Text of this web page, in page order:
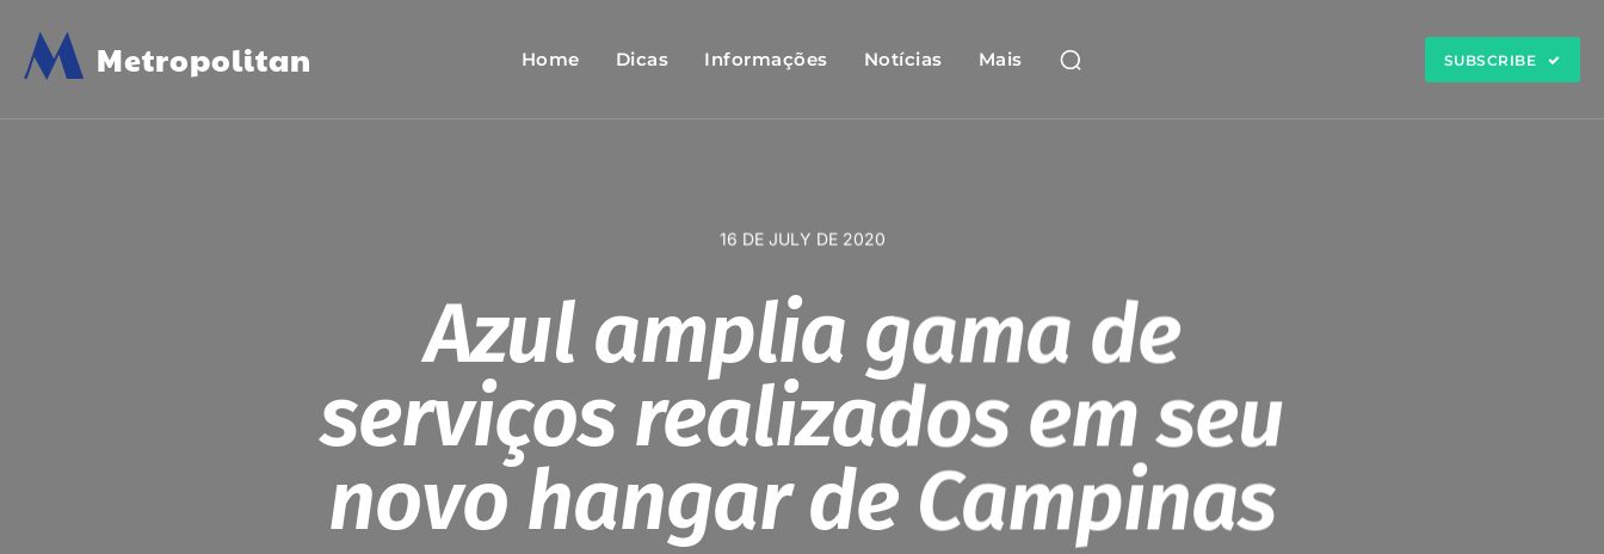
M Metropolitan Home Dicas Informações Notícias Mais SUBSCRIBE
16 DE JULY DE 2020
Azul amplia gama de
serviços realizados em seu
novo hangar de Campinas